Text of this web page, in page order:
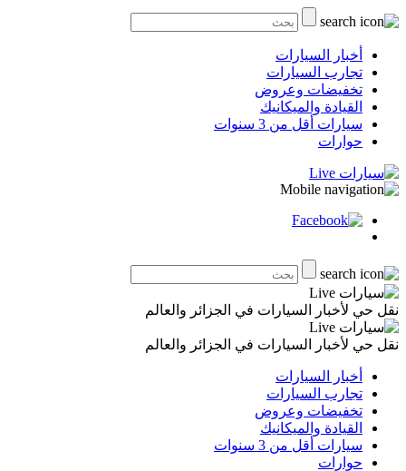
أخبار السيارات
تجارب السيارات
تخفيضات وعروض
القيادة والميكانيك
سيارات أقل من 3 سنوات
حوارات
نقل حي لأخبار السيارات في الجزائر والعالم
نقل حي لأخبار السيارات في الجزائر والعالم
أخبار السيارات
تجارب السيارات
تخفيضات وعروض
القيادة والميكانيك
سيارات أقل من 3 سنوات
حوارات